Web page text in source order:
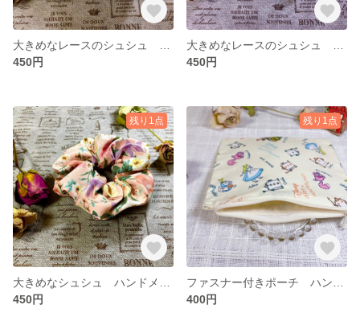
450円
450円
残り1点
450円
残り1点
400円